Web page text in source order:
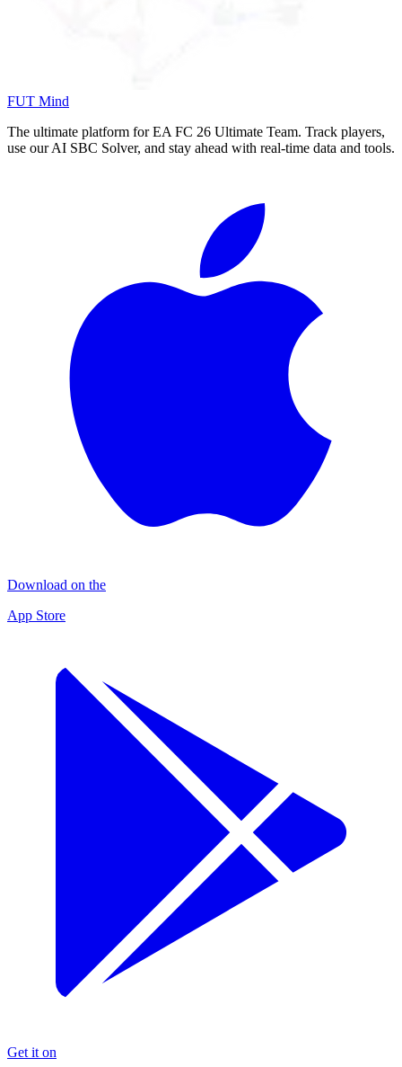
FUT Mind
The ultimate platform for EA FC 26 Ultimate Team. Track players,
use our AI SBC Solver, and stay ahead with real-time data and tools.
Download on the
App Store
Get it on